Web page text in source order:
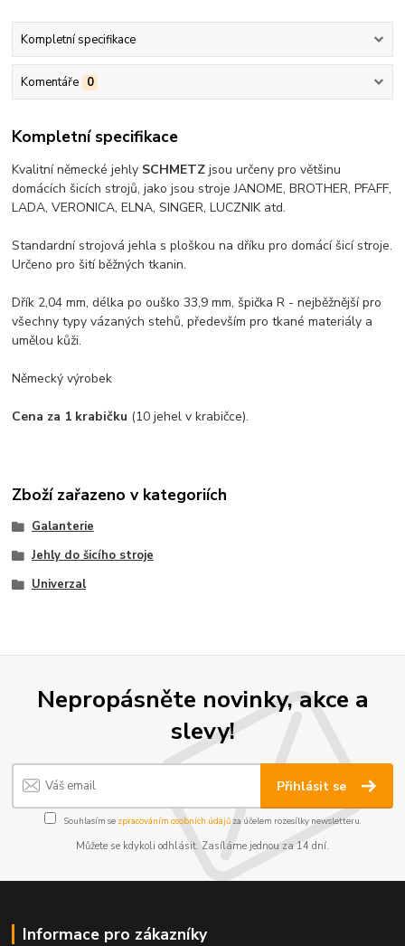
Kompletní specifikace
Komentáře 0
Kompletní specifikace
Kvalitní německé jehly SCHMETZ jsou určeny pro většinu
domácích šicích strojů, jako jsou stroje JANOME, BROTHER, PFAFF,
LADA, VERONICA, ELNA, SINGER, LUCZNIK atd.
Standardní strojová jehla s ploškou na dříku pro domácí šicí stroje.
Určeno pro šití běžných tkanin.
Dřík 2,04 mm, délka po ouško 33,9 mm, špička R - nejběžnější pro
všechny typy vázaných stehů, především pro tkané materiály a
umělou kůži.
Německý výrobek
Cena za 1 krabičku (10 jehel v krabičce).
Zboží zařazeno v kategoriích
Galanterie
Jehly do šicího stroje
Univerzal
Nepropásněte novinky, akce a
slevy!
Přihlásit se
Souhlasím se zpracováním osobních údajůza účelem rozesílky newsletteru.
Můžete se kdykoli odhlásit. Zasíláme jednou za 14 dní.
Informace pro zákazníky